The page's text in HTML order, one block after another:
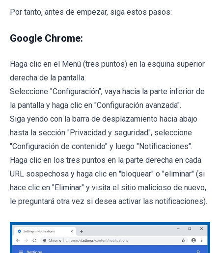
Por tanto, antes de empezar, siga estos pasos:
Google Chrome:
Haga clic en el Menú (tres puntos) en la esquina superior
derecha de la pantalla.
Seleccione "Configuración", vaya hacia la parte inferior de
la pantalla y haga clic en "Configuración avanzada".
Siga yendo con la barra de desplazamiento hacia abajo
hasta la sección "Privacidad y seguridad", seleccione
"Configuración de contenido" y luego "Notificaciones".
Haga clic en los tres puntos en la parte derecha en cada
URL sospechosa y haga clic en "bloquear" o "eliminar" (si
hace clic en "Eliminar" y visita el sitio malicioso de nuevo,
le preguntará otra vez si desea activar las notificaciones).